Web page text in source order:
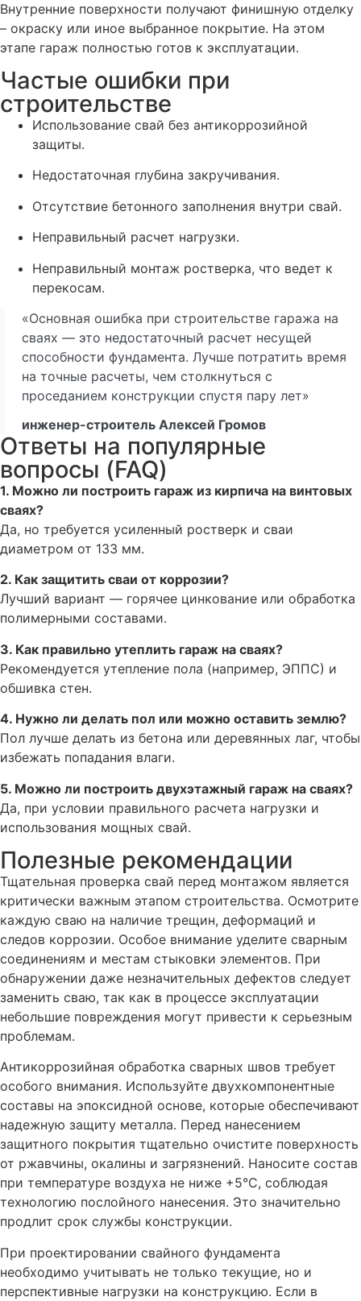
Внутренние поверхности получают финишную отделку
– окраску или иное выбранное покрытие. На этом
этапе гараж полностью готов к эксплуатации.
Частые ошибки при
строительстве
Использование свай без антикоррозийной
защиты.
Недостаточная глубина закручивания.
Отсутствие бетонного заполнения внутри свай.
Неправильный расчет нагрузки.
Неправильный монтаж ростверка, что ведет к
перекосам.
«Основная ошибка при строительстве гаража на
сваях — это недостаточный расчет несущей
способности фундамента. Лучше потратить время
на точные расчеты, чем столкнуться с
проседанием конструкции спустя пару лет»
инженер-строитель Алексей Громов
Ответы на популярные
вопросы (FAQ)
1. Можно ли построить гараж из кирпича на винтовых
сваях?
Да, но требуется усиленный ростверк и сваи
диаметром от 133 мм.
2. Как защитить сваи от коррозии?
Лучший вариант — горячее цинкование или обработка
полимерными составами.
3. Как правильно утеплить гараж на сваях?
Рекомендуется утепление пола (например, ЭППС) и
обшивка стен.
4. Нужно ли делать пол или можно оставить землю?
Пол лучше делать из бетона или деревянных лаг, чтобы
избежать попадания влаги.
5. Можно ли построить двухэтажный гараж на сваях?
Да, при условии правильного расчета нагрузки и
использования мощных свай.
Полезные рекомендации
Тщательная проверка свай перед монтажом является
критически важным этапом строительства. Осмотрите
каждую сваю на наличие трещин, деформаций и
следов коррозии. Особое внимание уделите сварным
соединениям и местам стыковки элементов. При
обнаружении даже незначительных дефектов следует
заменить сваю, так как в процессе эксплуатации
небольшие повреждения могут привести к серьезным
проблемам.
Антикоррозийная обработка сварных швов требует
особого внимания. Используйте двухкомпонентные
составы на эпоксидной основе, которые обеспечивают
надежную защиту металла. Перед нанесением
защитного покрытия тщательно очистите поверхность
от ржавчины, окалины и загрязнений. Наносите состав
при температуре воздуха не ниже +5°C, соблюдая
технологию послойного нанесения. Это значительно
продлит срок службы конструкции.
При проектировании свайного фундамента
необходимо учитывать не только текущие, но и
перспективные нагрузки на конструкцию. Если в